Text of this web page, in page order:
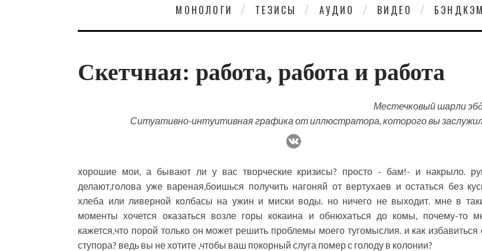
МОНОЛОГИ ТЕЗИСЫ АУДИО ВИДЕО
Скетчная: работа, работа и работа
Местечковый шарли
Ситуативно-интуитивная графика от иллюстратора, которого вы
хорошие мои, а бывают ли у вас творческие кризисы? просто - бам!- и накрыло.
делают,голова уже вареная,боишься получить нагоняй от вертухаев и остаться без
хлеба или ливерной колбасы на ужин и миски воды. но ничего не выходит. мне в
моменты хочется оказаться возле горы кокаина и обнюхаться до комы, почему-то
кажется,что порой только он может решить проблемы моего тугомыслия. и как избавиться
ступора? ведь вы не хотите ,чтобы ваш покорный слуга помер с голоду в колонии?